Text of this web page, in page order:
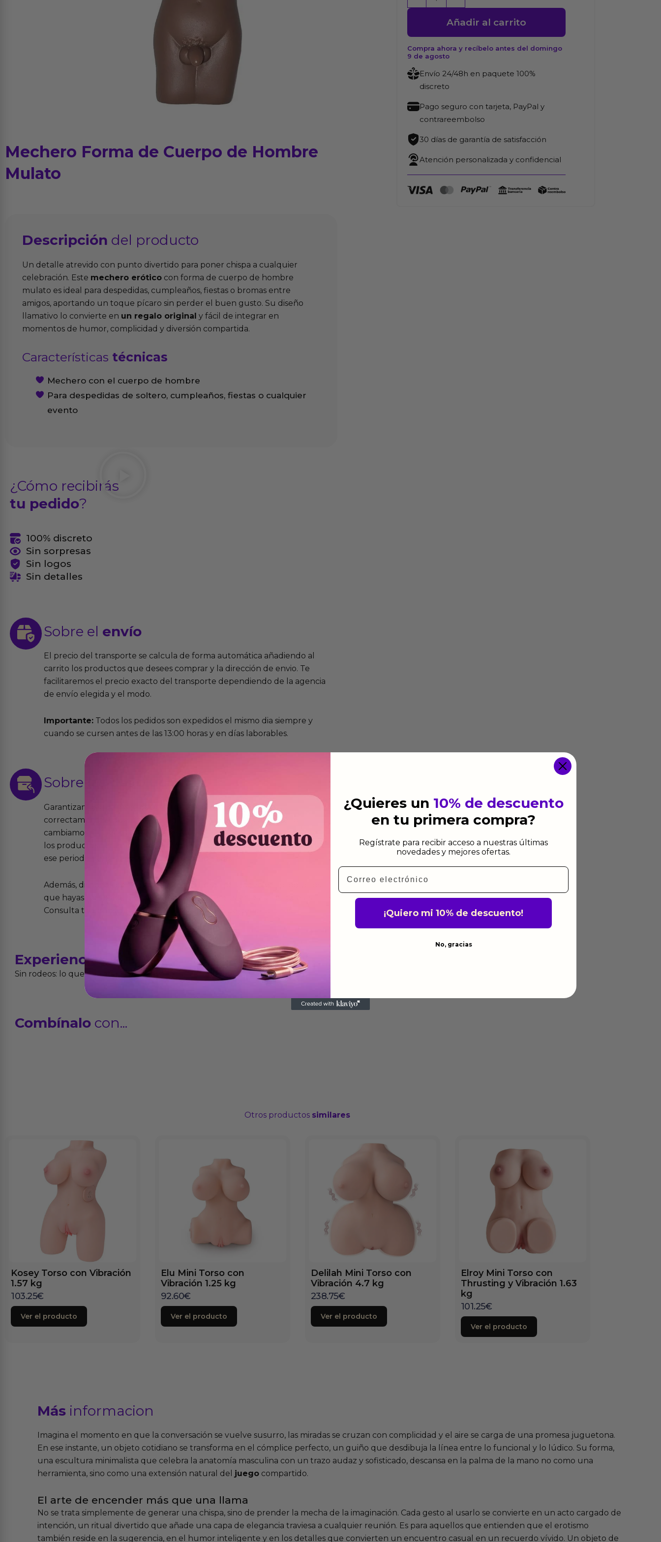
Mechero Forma de Cuerpo de Hombre
Mulato
Descripción del producto
Un detalle atrevido con punto divertido para poner chispa a cualquier
celebración. Este mechero erótico con forma de cuerpo de hombre
mulato es ideal para despedidas, cumpleaños, fiestas o bromas entre
amigos, aportando un toque pícaro sin perder el buen gusto. Su diseño
llamativo lo convierte en un regalo original y fácil de integrar en
momentos de humor, complicidad y diversión compartida.
Características técnicas
Mechero con el cuerpo de hombre
Para despedidas de soltero, cumpleaños, fiestas o cualquier
evento
¿Cómo recibirás
tu pedido?
100% discreto
Sin sorpresas
Sin logos
Sin detalles
Sobre el envío
El precio del transporte se calcula de forma automática añadiendo al
carrito los productos que desees comprar y la dirección de envio. Te
facilitaremos el precio exacto del transporte dependiendo de la agencia
de envío elegida y el modo.
Importante: Todos los pedidos son expedidos el mismo dia siempre y
cuando se cursen antes de las 13:00 horas y en días laborables.
Sobre las devoluciones
Garantizamos que los productos que vendemos funcionan
correctamente y que si tienen algún defecto de fabricación te lo
cambiamos sin costo alguno. La ley de 2 años de garantía significa que
los productos tienen garantía contra defectos de fabricación durante
ese periodo pero no por mal uso o uso indebido.
Además, dispones de 15 días desde la entrega para devolver productos
que hayas recibido y que simplemente no te gusten o no los quieras.
Consulta todos los detalles en nuestra política de devoluciones.
Experienciasreales
Sin rodeos: lo que cuentan quienes ya lo han probado
Combínalo con...
Forma
Cuerpo
de
Hombre
Mulato
cantidad
Añadir al carrito
Compra ahora y recíbelo antes del domingo
9 de agosto
Envío 24/48h en paquete 100%
discreto
Pago seguro con tarjeta, PayPal y
contrareembolso
30 días de garantía de satisfacción
Atención personalizada y confidencial
Otros productos similares
Kosey Torso con Vibración
1.57 kg
103.25€
Ver el producto
Elu Mini Torso con
Vibración 1.25 kg
92.60€
Ver el producto
Delilah Mini Torso con
Vibración 4.7 kg
238.75€
Ver el producto
Elroy Mini Torso con
Thrusting y Vibración 1.63
kg
101.25€
Ver el producto
Más informacion
Imagina el momento en que la conversación se vuelve susurro, las miradas se cruzan con complicidad y el aire se carga de una promesa juguetona.
En ese instante, un objeto cotidiano se transforma en el cómplice perfecto, un guiño que desdibuja la línea entre lo funcional y lo lúdico. Su forma,
una escultura minimalista que celebra la anatomía masculina con un trazo audaz y sofisticado, descansa en la palma de la mano no como una
herramienta, sino como una extensión natural del juego compartido.
El arte de encender más que una llama
No se trata simplemente de generar una chispa, sino de prender la mecha de la imaginación. Cada gesto al usarlo se convierte en un acto cargado de
intención, un ritual divertido que añade una capa de elegancia traviesa a cualquier reunión. Es para aquellos que entienden que el erotismo
también reside en la sugerencia, en el humor inteligente y en los detalles que convierten un encuentro casual en un recuerdo vívido. Un objeto de
¿Quieres un 10% de descuento
en tu primera compra?
Regístrate para recibir acceso a nuestras últimas
novedades y mejores ofertas.
Email
¡Quiero mi 10% de descuento!
No, gracias